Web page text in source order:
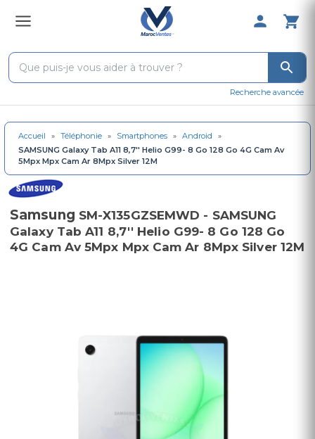
0 Produit
Recherche avancée
Accueil » Téléphonie » Smartphones » Android
»
SAMSUNG Galaxy Tab A11 8,7'' Helio G99- 8 Go 128 Go 4G Cam Av
5Mpx Mpx Cam Ar 8Mpx Silver 12M
Samsung SM-X135GZSEMWD - SAMSUNG
Galaxy Tab A11 8,7'' Helio G99- 8 Go 128 Go
4G Cam Av 5Mpx Mpx Cam Ar 8Mpx Silver 12M